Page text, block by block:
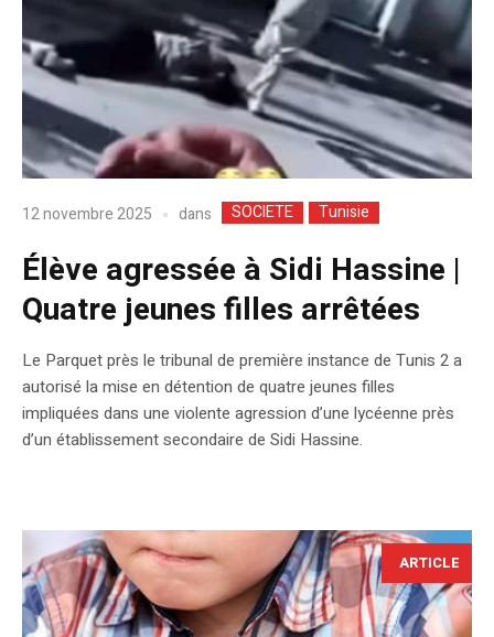
12 novembre 2025 dans SOCIETE Tunisie
Élève agressée à Sidi Hassine |
Quatre jeunes filles arrêtées
Le Parquet près le tribunal de première instance de Tunis 2 a
autorisé la mise en détention de quatre jeunes filles
impliquées dans une violente agression d’une lycéenne près
d’un établissement secondaire de Sidi Hassine.
ARTICLE